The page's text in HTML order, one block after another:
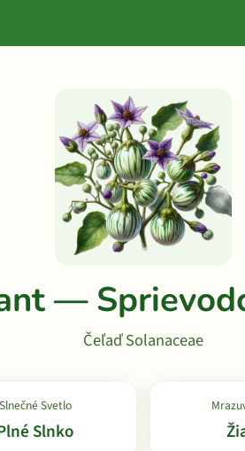
—
Čeľaď Solanaceae
Slnečné Svetlo
Slnko